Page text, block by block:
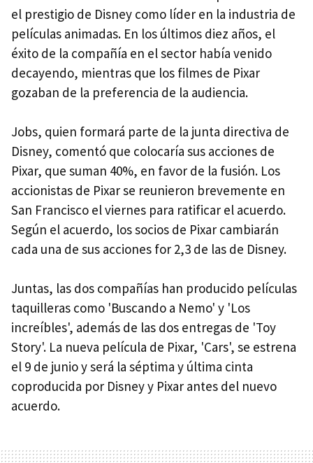
el prestigio de Disney como líder en la industria de
películas animadas. En los últimos diez años, el
éxito de la compañía en el sector había venido
decayendo, mientras que los filmes de Pixar
gozaban de la preferencia de la audiencia.
Jobs, quien formará parte de la junta directiva de
Disney, comentó que colocaría sus acciones de
Pixar, que suman 40%, en favor de la fusión. Los
accionistas de Pixar se reunieron brevemente en
San Francisco el viernes para ratificar el acuerdo.
Según el acuerdo, los socios de Pixar cambiarán
cada una de sus acciones for 2,3 de las de Disney.
Juntas, las dos compañías han producido películas
taquilleras como 'Buscando a Nemo' y 'Los
increíbles', además de las dos entregas de 'Toy
Story'. La nueva película de Pixar, 'Cars', se estrena
el 9 de junio y será la séptima y última cinta
coproducida por Disney y Pixar antes del nuevo
acuerdo.